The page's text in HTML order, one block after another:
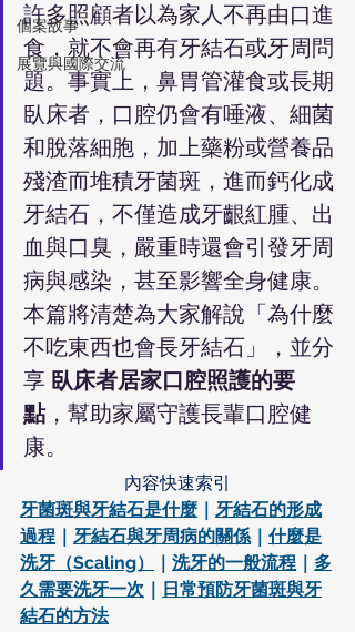
個案故事
展覽與國際交流
許多照顧者以為家人不再由口進
食，就不會再有牙結石或牙周問
題。事實上，鼻胃管灌食或長期
臥床者，口腔仍會有唾液、細菌
和脫落細胞，加上藥粉或營養品
殘渣而堆積牙菌斑，進而鈣化成
牙結石，不僅造成牙齦紅腫、出
血與口臭，嚴重時還會引發牙周
病與感染，甚至影響全身健康。
本篇將清楚為大家解說「為什麼
不吃東西也會長牙結石」，並分
享 臥床者居家口腔照護的要
點，幫助家屬守護長輩口腔健
康。
內容快速索引
牙菌斑與牙結石是什麼 ｜ 牙結石的形成
過程 ｜ 牙結石與牙周病的關係｜ 什麼是
洗牙（Scaling）
｜ 洗牙的一般流程 ｜ 多
久需要洗牙一次 ｜ 日常預防牙菌斑與牙
結石的方法